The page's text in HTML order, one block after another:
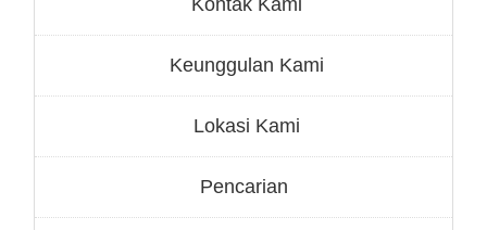
Keunggulan Kami
Lokasi Kami
Pencarian